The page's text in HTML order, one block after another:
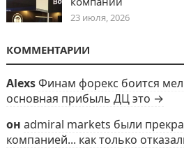
23 июля, 2026
КОММЕНТАРИИ
AlexsФинам форекс боится
основная прибыль ДЦ это →
он admiral markets были
компанией... как только